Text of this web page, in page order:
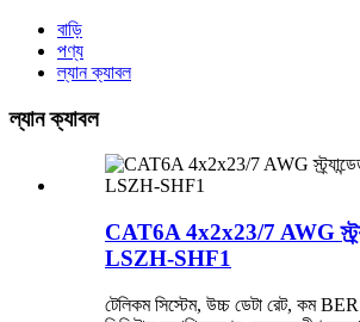
বাড়ি
পণ্য
ল্যান ক্যাবল
ল্যান ক্যাবল
CAT6A 4x2x23/7 AWG
LSZH-SHF1
টেলিকম সিস্টেম, উচ্চ ডেটা রেট, কম